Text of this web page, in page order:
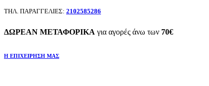
ΤΗΛ. ΠΑΡΑΓΓΕΛΙΕΣ: 2102585286
ΔΩΡΕΑΝ ΜΕΤΑΦΟΡΙΚΑ για αγορές άνω των 70€
Η ΕΠΙΧΕΙΡΗΣΗ ΜΑΣ